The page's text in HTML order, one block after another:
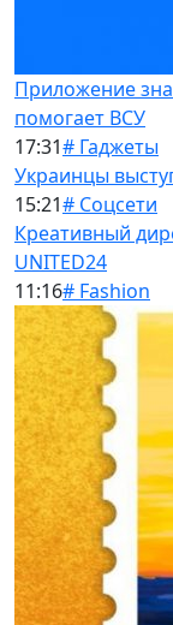
Приложение
помогает ВСУ
17:31# Гаджеты
Украинцы
15:21# Соцсети
Креативный
UNITED24
11:16# Fashion